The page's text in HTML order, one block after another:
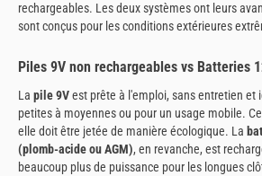
rechargeables. Les deux systèmes ont leurs
sont conçus pour les conditions extérieures
Piles 9V non rechargeables vs Batteries
La pile 9Vest prête à l'emploi, sans entretien et
petites à moyennes ou pour un usage mobile.
elle doit être jetée de manière écologique. La
(plomb-acide ou AGM), en revanche, est
beaucoup plus de puissance pour les longues